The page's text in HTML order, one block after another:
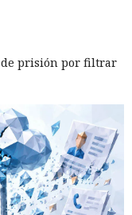
de prisión por filtrar